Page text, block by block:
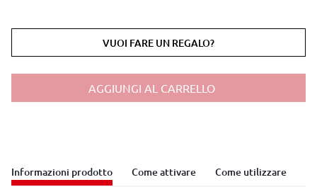
VUOI FARE UN REGALO?
AGGIUNGI AL CARRELLO
Informazioni prodotto Come attivare Come utilizzare